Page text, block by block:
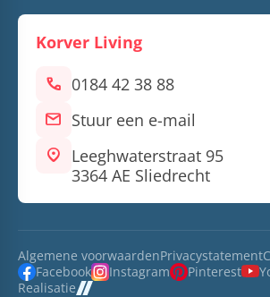
Korver Living
call 0184 42 38 88
mail Stuur een e-mail
location_on Leeghwaterstraat 95
3364 AE Sliedrecht
Algemene voorwaardenPrivacystatement
Facebook
Instagram Pinterest
Realisatie